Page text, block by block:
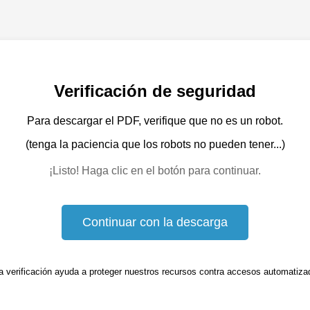
Verificación de seguridad
Para descargar el PDF, verifique que no es un robot.
(tenga la paciencia que los robots no pueden tener...)
¡Listo! Haga clic en el botón para continuar.
Continuar con la descarga
verificación ayuda a proteger nuestros recursos contra accesos